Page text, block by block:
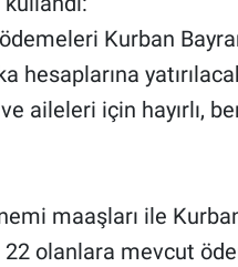
Kurban
hesaplarına
aileleri için hayırlı,
maaşları ile
22 olanlara mevcut